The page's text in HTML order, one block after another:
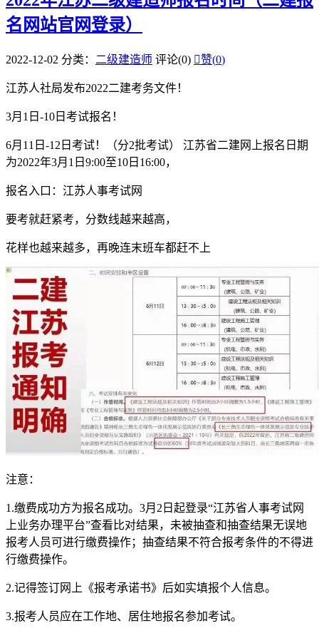
名网站官网登录）
2022-12-02 分类： 二级建造师 评论(0) 赞(0)
江苏人社局发布2022二建考务文件！
3月1日-10日考试报名！
6月11日-12日考试！（分2批考试） 江苏省二建网上报名日期
为2022年3月1日9:00至10日16:00，
报名入口：江苏人事考试网
要考就赶紧考，分数线越来越高，
花样也越来越多，再晚连末班车都赶不上
注意：
1.缴费成功方为报名成功。3月2日起登录“江苏省人事考试网
上业务办理平台”查看比对结果，未被抽查和抽查结果无误地
报考人员可进行缴费操作；抽查结果不符合报考条件的不得进
行缴费操作。
2.记得签订网上《报考承诺书》后如实填报个人信息。
3.报考人员应在工作地、居住地报名参加考试。